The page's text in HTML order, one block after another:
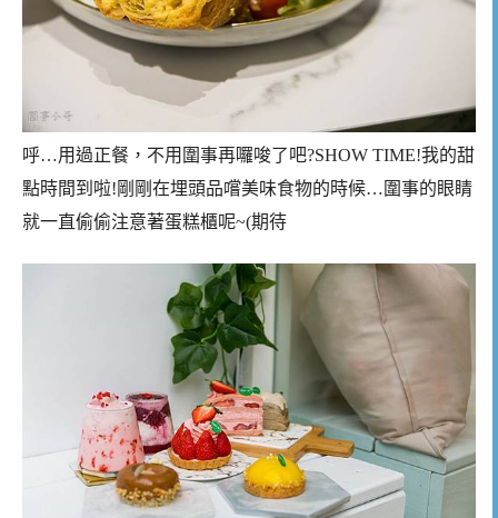
呼…用過正餐，不用圍事再囉唆了吧?SHOW TIME!我的甜
點時間到啦!剛剛在埋頭品嚐美味食物的時候…圍事的眼睛
就一直偷偷注意著蛋糕櫃呢~(期待